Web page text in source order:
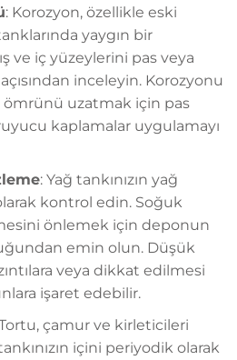
: Korozyon, özellikle eski
yaygın bir
ve iç yüzeylerini pas veya
inceleyin. Korozyonu
uzatmak için pas
kaplamalar uygulamayı
: Yağ tankınızın yağ
kontrol edin. Soğuk
önlemek için deponun
emin olun. Düşük
veya dikkat edilmesi
işaret edebilir.
çamur ve kirleticileri
içini periyodik olarak